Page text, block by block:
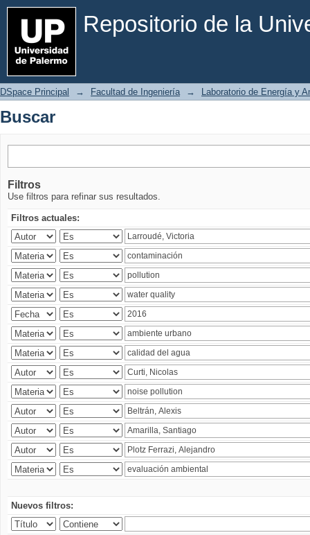
Repositorio de la
Buscar
DSpace Principal → Facultad de Ingeniería → Laboratorio de Energía y
Buscar
Filtros
Use filtros para refinar sus resultados.
Filtros actuales:
Nuevos filtros: